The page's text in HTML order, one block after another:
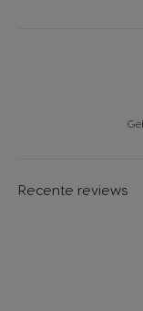
Recente reviews